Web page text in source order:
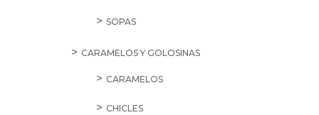
SOPAS
CARAMELOS Y GOLOSINAS
CARAMELOS
CHICLES